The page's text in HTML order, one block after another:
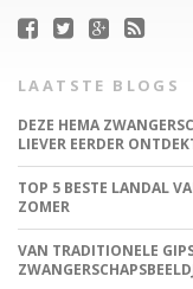
LAATSTE BLOGS
DEZE HEMA
LIEVER EERDER
TOP 5 BESTE LANDAL
ZOMER
VAN TRADITIONELE